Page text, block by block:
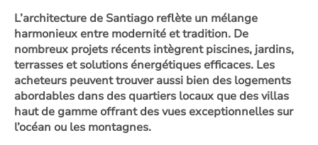
L’architecture de Santiago reflète un mélange
harmonieux entre modernité et tradition. De
nombreux projets récents intègrent piscines, jardins,
terrasses et solutions énergétiques efficaces. Les
acheteurs peuvent trouver aussi bien des logements
abordables dans des quartiers locaux que des villas
haut de gamme offrant des vues exceptionnelles sur
l’océan ou les montagnes.